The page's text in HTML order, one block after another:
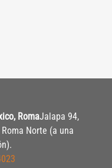
RomaJalapa 94,
Norte (a una